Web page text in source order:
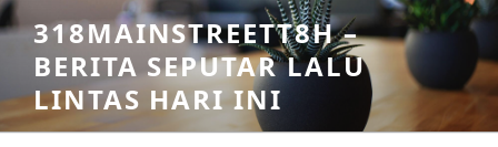
Skip
to
content
318MAINSTREETT8H –
BERITA SEPUTAR LALU
LINTAS HARI INI